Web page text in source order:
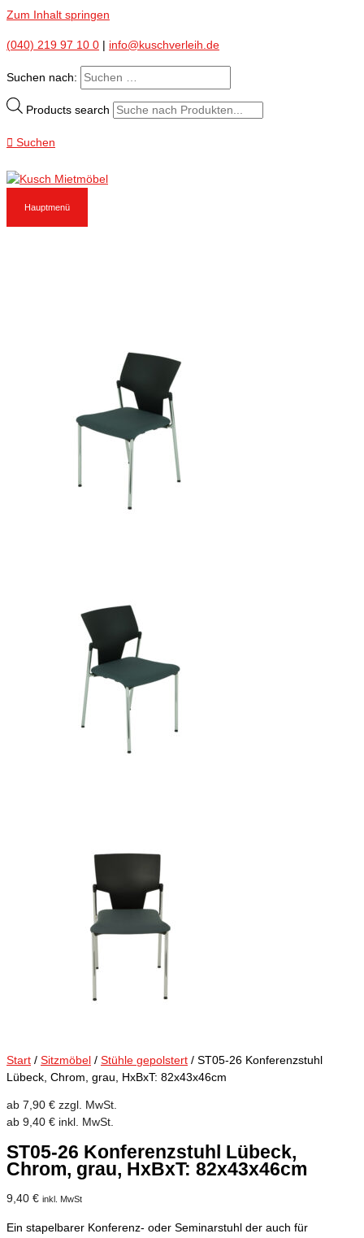
Zum Inhalt springen
(040) 219 97 10 0 info@kuschverleih.de
Suchen nach:
Products search
Suchen
Hauptmenü
Start / Sitzmöbel / Stühle gepolstert / ST05-26 Konferenzstuhl
Lübeck, Chrom, grau, HxBxT: 82x43x46cm
ab 7,90 € zzgl. MwSt.
ab 9,40 € inkl. MwSt.
ST05-26 Konferenzstuhl Lübeck,
Chrom, grau, HxBxT: 82x43x46cm
9,40 € inkl. MwSt
Ein stapelbarer Konferenz- oder Seminarstuhl der auch für